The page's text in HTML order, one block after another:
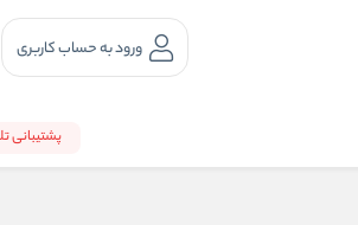
ورود به حساب کاربری
پشتیبانی